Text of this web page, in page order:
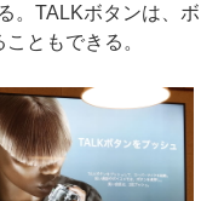
。TALKボタンは、ボ
ともできる。